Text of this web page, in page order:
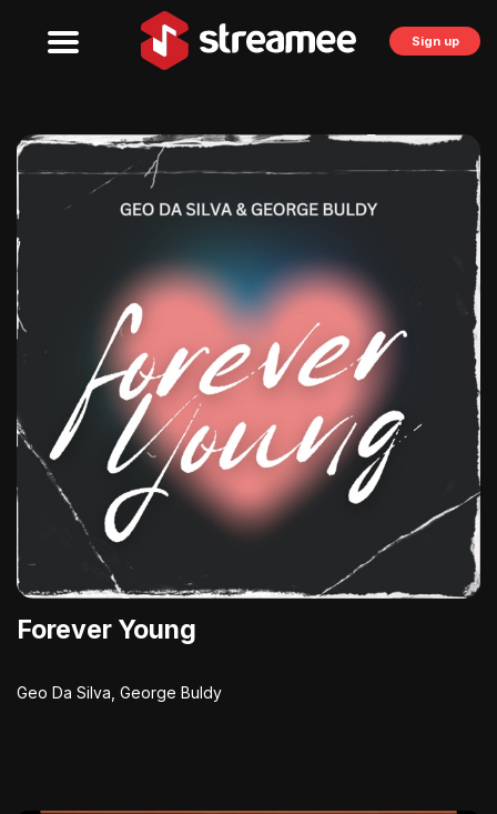
Sign up
Forever Young
Geo Da Silva, George Buldy